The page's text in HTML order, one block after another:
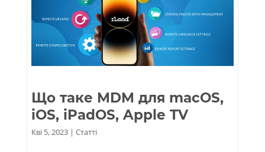
Що таке MDM для macOS,
iOS, iPadOS, Apple TV
Кві 5, 2023| Статті